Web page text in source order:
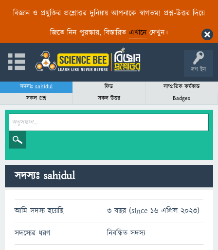
বিজ্ঞান ও প্রযুক্তির প্রশ্নোত্তর দুনিয়ায় আপনাকে স্বাগতম! প্রশ্ন-উত্তর দিয়ে
জিতে নিন পুরস্কার, বিস্তারিত এখানেদেখুন।
লগ ইন
সদস্যঃ sahidul ফিড
সাম্প্রতিক কর্মকান্ড
সকল প্রশ্ন
সকল উত্তর Badges
সদস্যঃ sahidul
আমি সদস্য হয়েছি 3 বছর (since 16 এপ্রিল 2023)
সদস্যের ধরণ নিবন্ধিত সদস্য